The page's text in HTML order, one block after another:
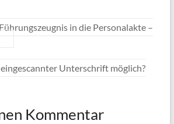
in die Personalakte –
Unterschrift möglich?
Kommentar